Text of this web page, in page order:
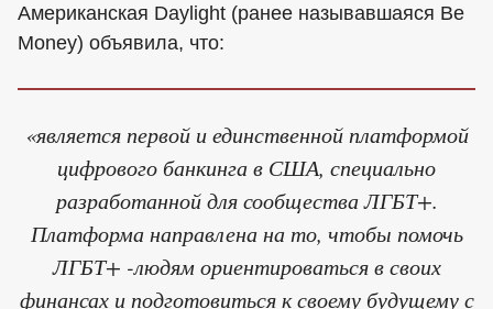
Американская Daylight (ранее называвшаяся Be
Money) объявила, что:
«является первой и единственной платформой
цифрового банкинга в США, специально
разработанной для сообщества ЛГБТ+.
Платформа направлена на то, чтобы помочь
ЛГБТ+ -людям ориентироваться в своих
финансах и подготовиться к своему будущему с